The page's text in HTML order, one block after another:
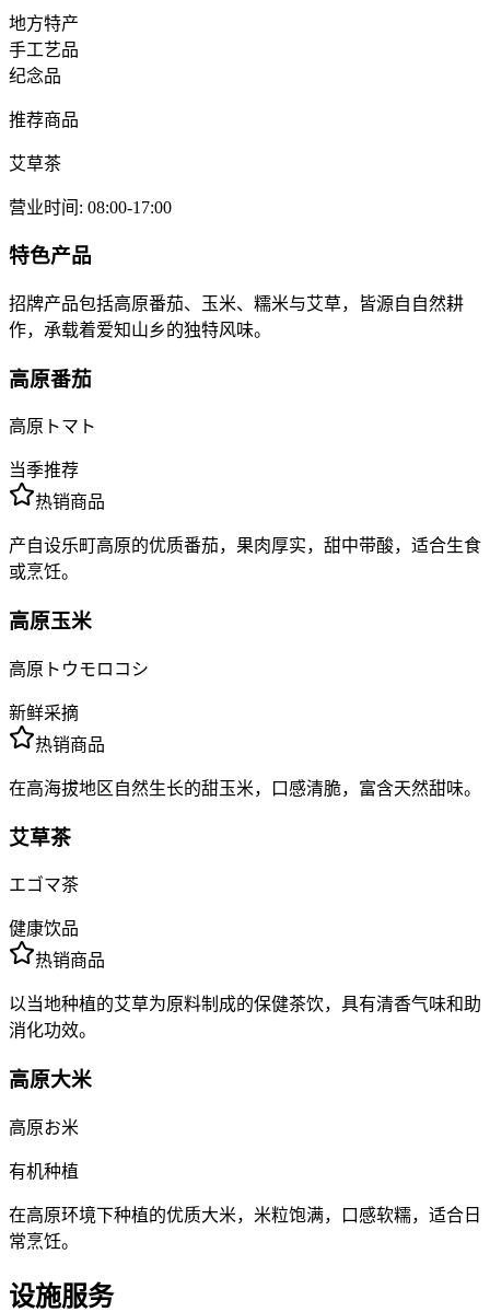
地方特产
手工艺品
纪念品
推荐商品
艾草茶
营业时间 : 08:00-17:00
特色产品
招牌产品包括高原番茄、玉米、糯米与艾草，皆源自自然耕
作，承载着爱知山乡的独特风味。
高原番茄
高原トマト
当季推荐
热销商品
产自设乐町高原的优质番茄，果肉厚实，甜中带酸，适合生食
或烹饪。
高原玉米
高原トウモロコシ
新鲜采摘
热销商品
在高海拔地区自然生长的甜玉米，口感清脆，富含天然甜味。
艾草茶
エゴマ茶
健康饮品
热销商品
以当地种植的艾草为原料制成的保健茶饮，具有清香气味和助
消化功效。
高原大米
高原お米
有机种植
在高原环境下种植的优质大米，米粒饱满，口感软糯，适合日
常烹饪。
设施服务